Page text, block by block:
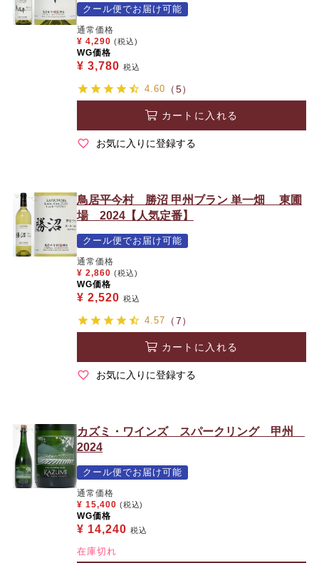
クール便でお届け可能
通常価格
¥ 4,290 (税込)
WG価格
¥ 3,780 税込
4.60 （5）
カートに入れる
お気に入りに登録する
鳥居平今村 勝沼 甲州ブラン 単一畑 東圃
場 2024【人気定番】
クール便でお届け可能
通常価格
¥ 2,860 (税込)
WG価格
¥ 2,520 税込
4.57 （7）
カートに入れる
お気に入りに登録する
カズミ・ワインズ スパークリング 甲州
2024
クール便でお届け可能
通常価格
¥ 15,400 (税込)
WG価格
¥ 14,240 税込
在庫切れ